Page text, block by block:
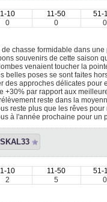
1-10 11-50 51-
0
0 0
chasse formidable dans
souvenirs de cette saison
venaient toucher la
belles poses se sont faites
des approches délicates pour
+30% par rapport aux
reste dans la
reste plus que les rêves
à l'année prochaine pour un
1-10 11-50 51-
2
5 0